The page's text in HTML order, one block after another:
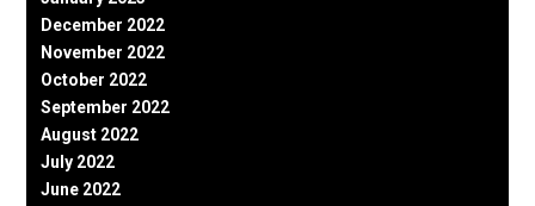
December 2022
November 2022
October 2022
September 2022
August 2022
July 2022
June 2022